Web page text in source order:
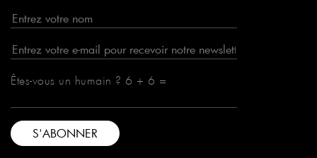
Êtes-vous un humain ? 6 + 6 =